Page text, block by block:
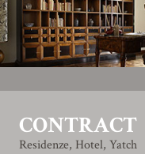
CONTRACT
Residenze, Hotel, Yatch